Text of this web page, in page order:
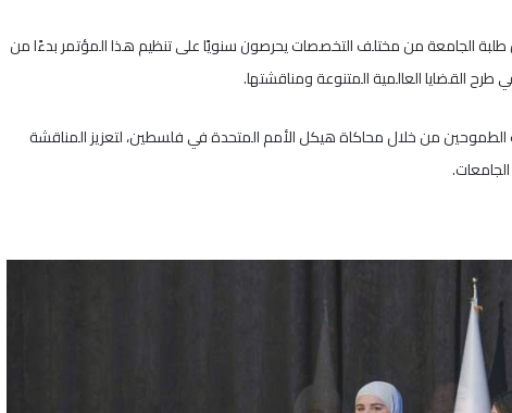
طلبة الجامعة من مختلف التخصصات يحرصون سنويًا على تنظيم هذا المؤتمر بدءًا من
من خلال محاكاة هيكل الأمم المتحدة في فلسطين، لتعزيز المناقشة